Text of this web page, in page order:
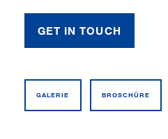
GET IN TOUCH
GALERIE BROSCHÜRE